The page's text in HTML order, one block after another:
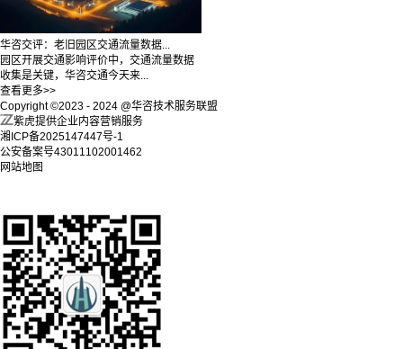
华咨交评：老旧园区交通流量数据...
园区开展交通影响评价中，交通流量数据
收集是关键，华咨交通今天来...
查看更多>>
Copyright ©2023 - 2024 @华咨技术服务联盟
紫虎提供企业内容营销服务
湘ICP备2025147447号-1
公安备案号43011102001462
网站地图